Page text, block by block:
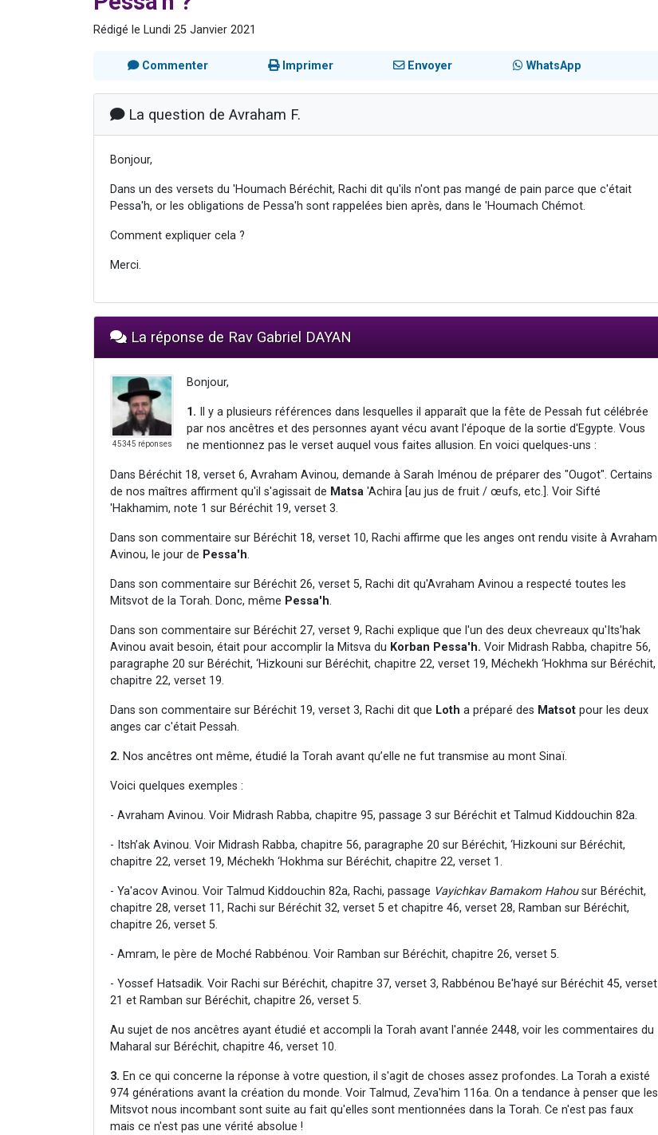
Rédigé le Lundi 25 Janvier 2021
Commenter Imprimer Envoyer WhatsApp
La question de Avraham F.
Bonjour,
Dans un des versets du 'Houmach Béréchit, Rachi dit qu'ils n'ont pas mangé de pain parce que c'était
Pessa'h, or les obligations de Pessa'h sont rappelées bien après, dans le 'Houmach Chémot.
Comment expliquer cela ?
Merci.
La réponse de Rav Gabriel DAYAN
45345 réponses
Bonjour,
1. Il y a plusieurs références dans lesquelles il apparaît que la fête de Pessah fut célébrée
par nos ancêtres et des personnes ayant vécu avant l'époque de la sortie d'Egypte. Vous
ne mentionnez pas le verset auquel vous faites allusion. En voici quelques-uns :
Dans Béréchit 18, verset 6, Avraham Avinou, demande à Sarah Iménou de préparer des "Ougot". Certains
de nos maîtres affirment qu'il s'agissait de Matsa 'Achira [au jus de fruit / œufs, etc.]. Voir Sifté
'Hakhamim, note 1 sur Béréchit 19, verset 3.
Dans son commentaire sur Béréchit 18, verset 10, Rachi affirme que les anges ont rendu visite à Avraham
Avinou, le jour de Pessa'h.
Dans son commentaire sur Béréchit 26, verset 5, Rachi dit qu'Avraham Avinou a respecté toutes les
Mitsvot de la Torah. Donc, même Pessa'h.
Dans son commentaire sur Béréchit 27, verset 9, Rachi explique que l'un des deux chevreaux qu'Its'hak
Avinou avait besoin, était pour accomplir la Mitsva du Korban Pessa'h. Voir Midrash Rabba, chapitre 56,
paragraphe 20 sur Béréchit, ‘Hizkouni sur Béréchit, chapitre 22, verset 19, Méchekh ‘Hokhma sur Béréchit,
chapitre 22, verset 19.
Dans son commentaire sur Béréchit 19, verset 3, Rachi dit que Loth a préparé des Matsot pour les deux
anges car c'était Pessah.
2. Nos ancêtres ont même, étudié la Torah avant qu’elle ne fut transmise au mont Sinaï.
Voici quelques exemples :
- Avraham Avinou. Voir Midrash Rabba, chapitre 95, passage 3 sur Béréchit et Talmud Kiddouchin 82a.
- Itsh’ak Avinou. Voir Midrash Rabba, chapitre 56, paragraphe 20 sur Béréchit, ‘Hizkouni sur Béréchit,
chapitre 22, verset 19, Méchekh ‘Hokhma sur Béréchit, chapitre 22, verset 1.
- Ya'acov Avinou. Voir Talmud Kiddouchin 82a, Rachi, passage Vayichkav Bamakom Hahousur Béréchit,
chapitre 28, verset 11, Rachi sur Béréchit 32, verset 5 et chapitre 46, verset 28, Ramban sur Béréchit,
chapitre 26, verset 5.
- Amram, le père de Moché Rabbénou. Voir Ramban sur Béréchit, chapitre 26, verset 5.
- Yossef Hatsadik. Voir Rachi sur Béréchit, chapitre 37, verset 3, Rabbénou Be'hayé sur Béréchit 45, verset
21 et Ramban sur Béréchit, chapitre 26, verset 5.
Au sujet de nos ancêtres ayant étudié et accompli la Torah avant l'année 2448, voir les commentaires du
Maharal sur Béréchit, chapitre 46, verset 10.
3. En ce qui concerne la réponse à votre question, il s'agit de choses assez profondes. La Torah a existé
974 générations avant la création du monde. Voir Talmud, Zeva'him 116a. On a tendance à penser que les
Mitsvot nous incombant sont suite au fait qu'elles sont mentionnées dans la Torah. Ce n'est pas faux
mais ce n'est pas une vérité absolue !